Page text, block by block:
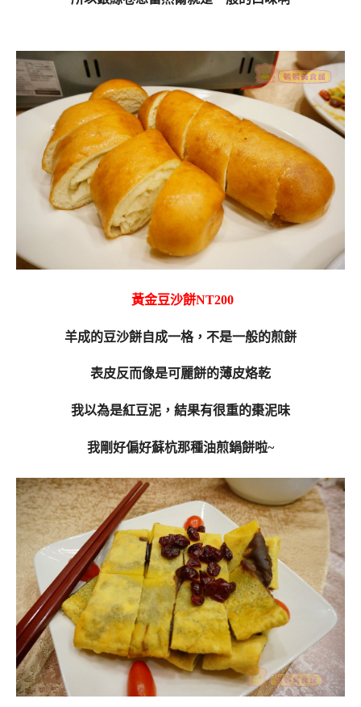
黃金豆沙餅NT200
羊成的豆沙餅自成一格，不是一般的煎餅
表皮反而像是可麗餅的薄皮烙乾
我以為是紅豆泥，結果有很重的棗泥味
我剛好偏好蘇杭那種油煎鍋餅啦~